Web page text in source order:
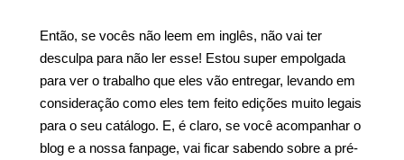
Então, se vocês não leem em inglês, não vai ter
desculpa para não ler esse! Estou super empolgada
para ver o trabalho que eles vão entregar, levando em
consideração como eles tem feito edições muito legais
para o seu catálogo. E, é claro, se você acompanhar o
blog e a nossa fanpage, vai ficar sabendo sobre a pré-